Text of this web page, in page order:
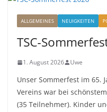
ALLGEMEINES NEUIGKEITEN
TSC-
1. August 2026 Uwe
Unser Sommerfest im 65.
Vereins war bei
(35 Teilnehmer). Kinder